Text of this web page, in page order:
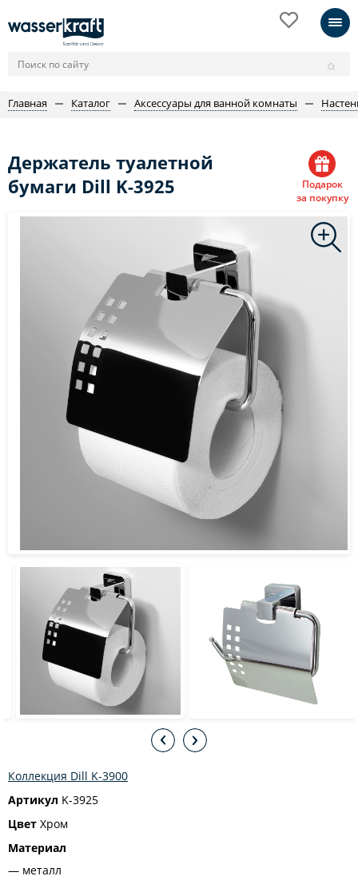
Главная Каталог Аксессуары для ванной комнаты
Держатель туалетной
бумаги Dill K-3925
Подарок
за покупку
Коллекция Dill K-3900
Артикул K-3925
Цвет Хром
Материал
металл